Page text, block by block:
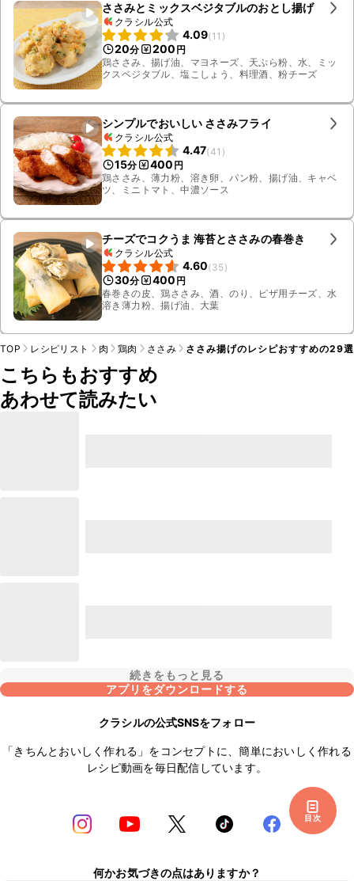
ささみとミックスベジタブルのおとし揚げ
クラシル公式
4.09(11 )
20分 200 円
鶏ささみ、揚げ油、マヨネーズ、天ぷら粉、水、ミッ
クスベジタブル、塩こしょう、料理酒、粉チーズ
シンプルでおいしい ささみフライ
クラシル公式
4.47(41 )
15分 400 円
鶏ささみ、薄力粉、溶き卵、パン粉、揚げ油、キャベ
ツ、ミニトマト、中濃ソース
チーズでコクうま 海苔とささみの春巻き
クラシル公式
4.60(35)
30分 400 円
春巻きの皮、鶏ささみ、酒、のり、ピザ用チーズ、水
溶き薄力粉、揚げ油、大葉
目次
TOP レシピリスト 肉 鶏肉 ささみ ささみ揚げのレシピおすすめの29
こちらもおすすめ
あわせて読みたい
続きをもっと見る
アプリをダウンロードする
クラシルの公式SNSをフォロー
「きちんとおいしく作れる」をコンセプトに、簡単においしく作れる
レシピ動画を毎日配信しています。
何かお気づきの点はありますか？